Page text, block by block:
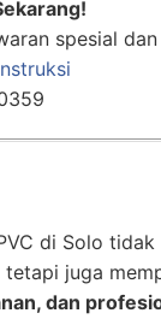
spesial
di Solo tidak
tetapi juga
dan